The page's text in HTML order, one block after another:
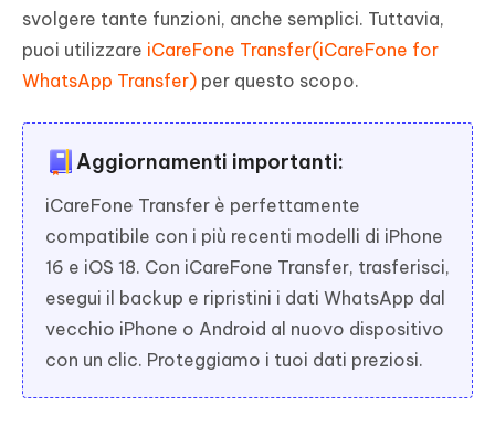
svolgere tante funzioni, anche semplici. Tuttavia,
puoi utilizzare iCareFone Transfer(iCareFone for
WhatsApp Transfer) per questo scopo.
Aggiornamenti importanti:
iCareFone Transfer è perfettamente
compatibile con i più recenti modelli di iPhone
16 e iOS 18. Con iCareFone Transfer, trasferisci,
esegui il backup e ripristini i dati WhatsApp dal
vecchio iPhone o Android al nuovo dispositivo
con un clic. Proteggiamo i tuoi dati preziosi.